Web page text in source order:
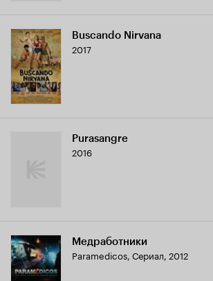
Buscando Nirvana
2017
Purasangre
2016
Медработники
Paramedicos, Сериал, 2012